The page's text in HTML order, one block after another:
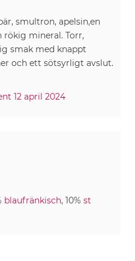
smultron, apelsin,en
rökig mineral. Torr,
smak med knappt
och ett sötsyrligt avslut.
12 april 2024
blaufränkisch, 10% st